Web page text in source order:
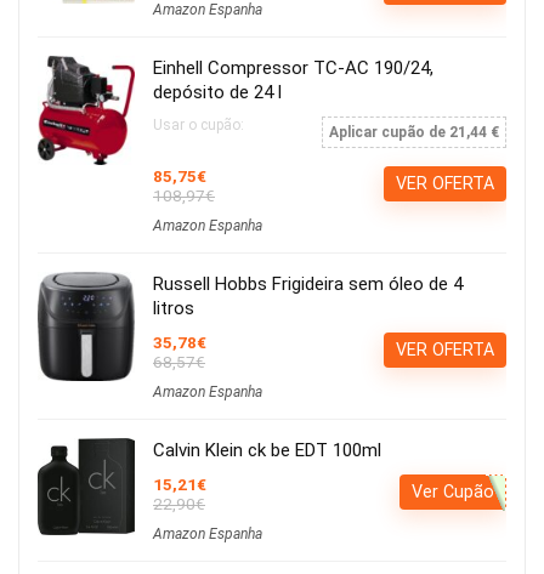
Amazon Espanha
Einhell Compressor TC-AC 190/24,
depósito de 24 l
Usar o cupão: Aplicar cupão de 21,44 €
85,75€
108,97€
Amazon Espanha
VER OFERTA
Russell Hobbs Frigideira sem óleo de 4
litros
35,78€
68,57€
Amazon Espanha
VER OFERTA
Calvin Klein ck be EDT 100ml
15,21€
22,90€
Amazon Espanha
Ver Cupão